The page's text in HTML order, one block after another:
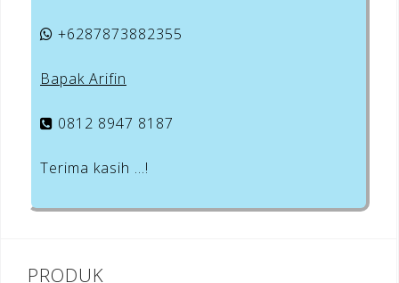
+6287873882355
Bapak Arifin
0812 8947 8187
Terima kasih …!
PRODUK